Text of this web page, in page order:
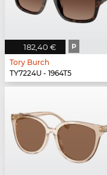
182,40 € P
Tory Burch
TY7224U - 1964T5